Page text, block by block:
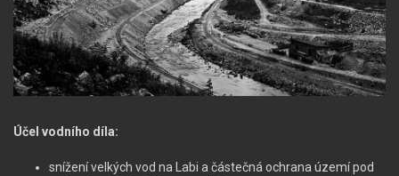
Účel vodního díla:
snížení velkých vod na Labi a částečná ochrana území pod